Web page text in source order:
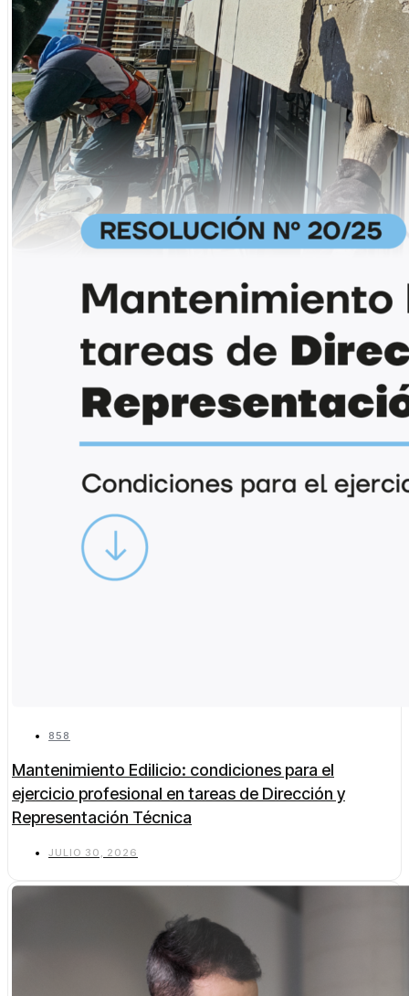
858
Mantenimiento Edilicio: condiciones para el
ejercicio profesional en tareas de Dirección y
Representación Técnica
JULIO 30, 2026